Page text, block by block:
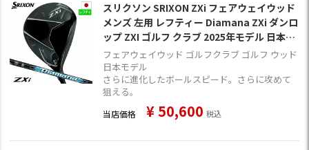
スリクソン SRIXON ZXi フェアウェイウッド
メンズ 左用 レフティー Diamana ZXi ダンロ
ップ ZXI ゴルフ クラブ 2025年モデル 日本正
規品 2024年11月9日発売
フェアウェイウッド ゴルフクラブ ゴルフ ウッド
日本モデル
さらに進化したボールスピード。さらに攻めて
狙える。
当店価格 ¥50,600 税込